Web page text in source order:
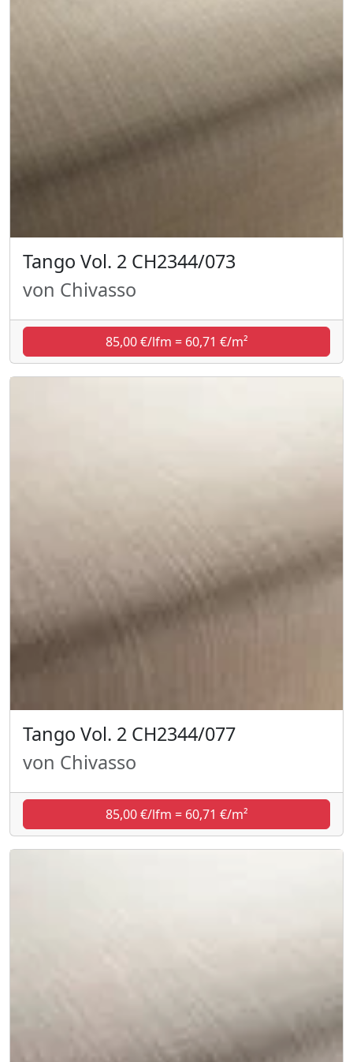
Tango Vol. 2 CH2344/073
von Chivasso
85,00 €/lfm = 60,71 €/m²
Tango Vol. 2 CH2344/077
von Chivasso
85,00 €/lfm = 60,71 €/m²